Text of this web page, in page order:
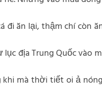
ăn lại, thậm chí còn
địa Trung Quốc vào
mà thời tiết oi ả